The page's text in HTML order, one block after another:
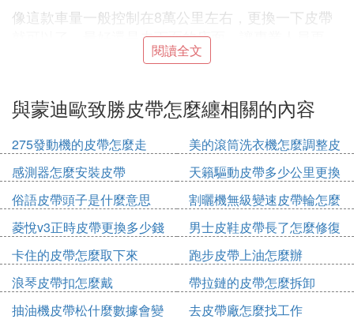
像這款車量一般控制在8萬公里左右，更換一下皮帶
就可以了，最好還是去下面的店面，讓專業人員更
換。需要對皮帶的松緊度進行調整。
❻ 2011年福特蒙迪歐致勝2.0T皮帶怎麼繞
最好有圖
你好，車輛的皮帶一般控制在8萬公里左右，更換一
下比較合適，最好還是去4s店，讓專業人員更換。
❼ 2011年福特蒙迪歐致勝2.0T皮帶怎麼繞
你好像這款車量一般控制在8萬公里左右，更換一下
皮帶就可以了，最好還是去下面的店面，讓專業人員
更換。需要對皮帶的松緊度進行調整。
❽ 福特蒙迪歐致勝2.3發電機皮帶怎麼安裝
閱讀全文
與蒙迪歐致勝皮帶怎麼纏相關的內容
275發動機的皮帶怎麼走
美的滾筒洗衣機怎麼調整皮
帶輪
感測器怎麼安裝皮帶
天籟驅動皮帶多少公里更換
俗語皮帶頭子是什麼意思
割曬機無級變速皮帶輪怎麼
拆
菱悅v3正時皮帶更換多少錢
男士皮鞋皮帶長了怎麼修復
卡住的皮帶怎麼取下來
跑步皮帶上油怎麼辦
浪琴皮帶扣怎麼戴
帶拉鏈的皮帶怎麼拆卸
抽油機皮帶松什麼數據會變
去皮帶廠怎麼找工作